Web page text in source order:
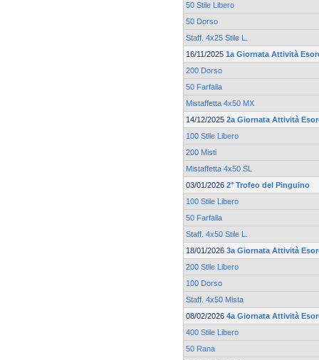
50 Stile Libero
50 Dorso
Staff. 4x25 Stile L.
16/11/2025 1a Giornata Attività
200 Dorso
50 Farfalla
Mistaffetta 4x50 MX
14/12/2025 2a Giornata Attività
100 Stile Libero
200 Misti
Mistaffetta 4x50 SL
03/01/2026 2° Trofeo del Pinguino
100 Stile Libero
50 Farfalla
Staff. 4x50 Stile L.
18/01/2026 3a Giornata Attività
200 Stile Libero
100 Dorso
Staff. 4x50 Mista
08/02/2026 4a Giornata Attività
400 Stile Libero
50 Rana